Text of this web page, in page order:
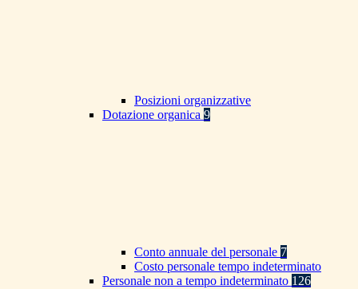
Posizioni organizzative
Dotazione organica 9
Conto annuale del personale 7
Costo personale tempo indeterminato
Personale non a tempo indeterminato 126